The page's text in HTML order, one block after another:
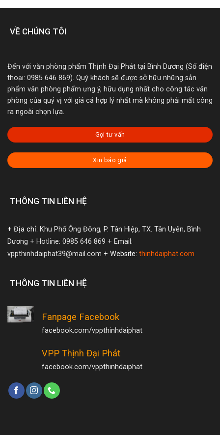
VỀ CHÚNG TÔI
Đến với văn phòng phẩm Thịnh Đại Phát tại Bình Dương (Số điện
thoại: 0985 646 869). Quý khách sẽ được sở hữu những sản
phẩm văn phòng phẩm ưng ý, hữu dụng nhất cho công tác văn
phòng của quý vị với giá cả hợp lý nhất mà không phải mất công
ra ngoài chọn lựa.
Gọi tư vấn
Xin báo giá
THÔNG TIN LIÊN HỆ
+ Địa chỉ: Khu Phố Ông Đông, P. Tân Hiệp, TX. Tân Uyên, Bình
Dương + Hotline: 0985 646 869 + Email:
vppthinhdaiphat39@mail.com + Website: thinhdaiphat.com
THÔNG TIN LIÊN HỆ
Fanpage Facebook
facebook.com/vppthinhdaiphat
VPP Thịnh Đại Phát
facebook.com/vppthinhdaiphat